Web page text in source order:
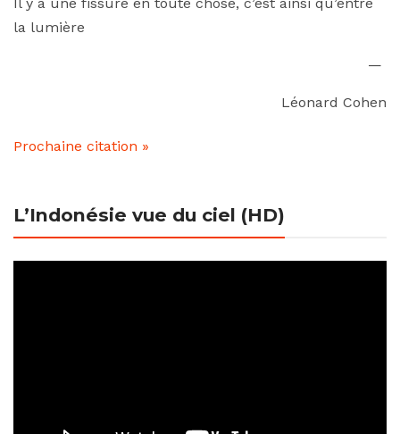
la lumière
—
Léonard Cohen
Prochaine citation »
L’Indonésie vue du ciel (HD)